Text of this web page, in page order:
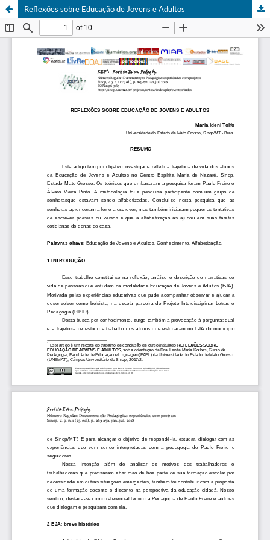
Reflexões sobre Educação de Jovens e Adultos